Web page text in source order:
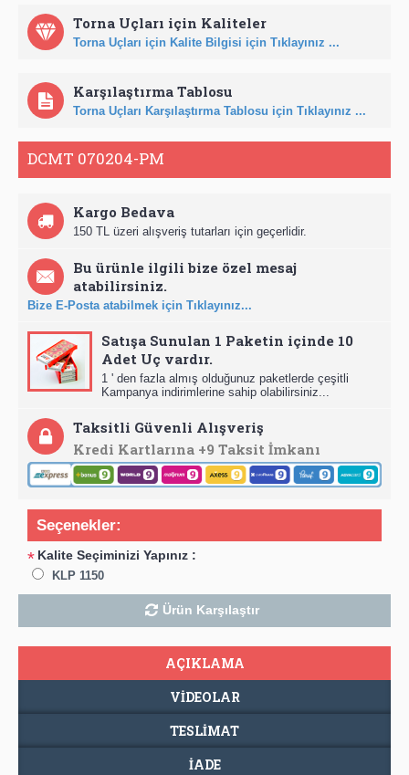
Torna Uçları için Kaliteler
Torna Uçları için Kalite Bilgisi için Tıklayınız ...
Karşılaştırma Tablosu
Torna Uçları Karşılaştırma Tablosu için Tıklayınız ...
DCMT 070204-PM
Kargo Bedava
150 TL üzeri alışveriş tutarları için geçerlidir.
Bu ürünle ilgili bize özel mesaj
atabilirsiniz.
Bize E-Posta atabilmek için Tıklayınız...
Satışa Sunulan 1 Paketin içinde 10
Adet Uç vardır.
1 ' den fazla almış olduğunuz paketlerde çeşitli
Kampanya indirimlerine sahip olabilirsiniz...
Taksitli Güvenli Alışveriş
Kredi Kartlarına +9 Taksit İmkanı
Seçenekler:
* Kalite Seçiminizi Yapınız :
KLP 1150
Ürün Karşılaştır
AÇIKLAMA
VIDEOLAR
TESLIMAT
İADE